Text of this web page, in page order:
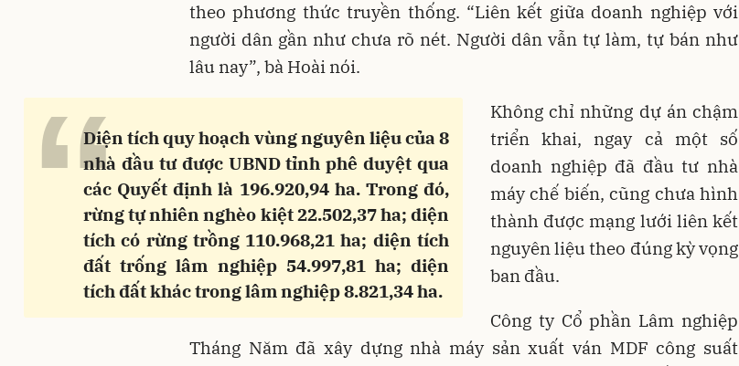
theo phương thức truyền thống. “Liên kết giữa doanh nghiệp với
người dân gần như chưa rõ nét. Người dân vẫn tự làm, tự bán như
lâu nay”, bà Hoài nói.
“Diện tích quy hoạch vùng nguyên liệu của 8
nhà đầu tư được UBND tỉnh phê duyệt qua
các Quyết định là 196.920,94 ha. Trong đó,
rừng tự nhiên nghèo kiệt 22.502,37 ha; diện
tích có rừng trồng 110.968,21 ha; diện tích
đất trống lâm nghiệp 54.997,81 ha; diện
tích đất khác trong lâm nghiệp 8.821,34 ha.
Không chỉ những dự án chậm
triển khai, ngay cả một số
doanh nghiệp đã đầu tư nhà
máy chế biến, cũng chưa hình
thành được mạng lưới liên kết
nguyên liệu theo đúng kỳ vọng
ban đầu.
Công ty Cổ phần Lâm nghiệp
Tháng Năm đã xây dựng nhà máy sản xuất ván MDF công suất